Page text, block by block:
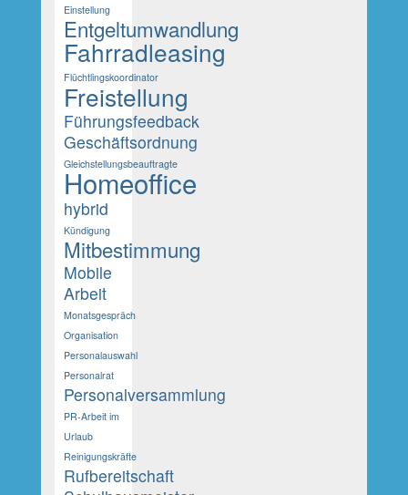
Einstellung
Entgeltumwandlung
Fahrradleasing
Flüchtlingskoordinator
Freistellung
Führungsfeedback
Geschäftsordnung
Gleichstellungsbeauftragte
Homeoffice
hybrid
Kündigung
Mitbestimmung
Mobile
Arbeit
Monatsgespräch
Organisation
Personalauswahl
Personalrat
Personalversammlung
PR-Arbeit im
Urlaub
Reinigungskräfte
Rufbereitschaft